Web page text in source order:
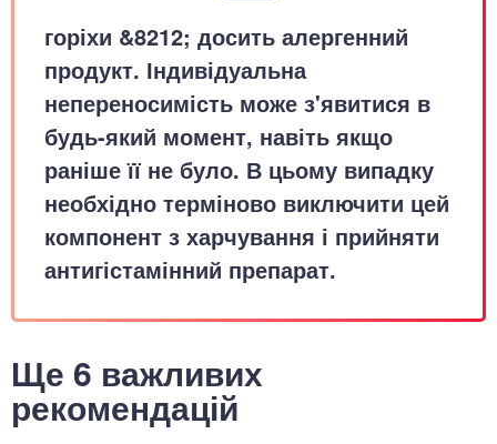
горіхи &8212; досить алергенний
продукт. Індивідуальна
непереносимість може з'явитися в
будь-який момент, навіть якщо
раніше її не було. В цьому випадку
необхідно терміново виключити цей
компонент з харчування і прийняти
антигістамінний препарат.
Ще 6 важливих
рекомендацій